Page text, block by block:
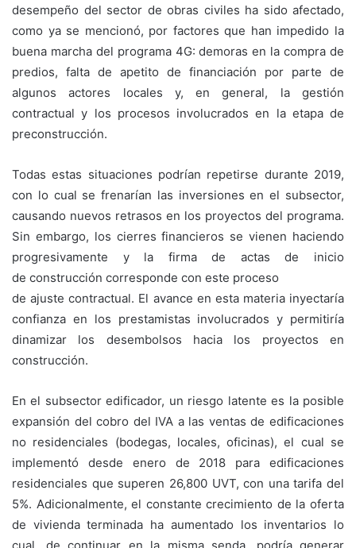
desempeño del sector de obras civiles ha sido afectado,
como ya se mencionó, por factores que han impedido la
buena marcha del programa 4G: demoras en la compra de
predios, falta de apetito de financiación por parte de
algunos actores locales y, en general, la gestión
contractual y los procesos involucrados en la etapa de
preconstrucción.
Todas estas situaciones podrían repetirse durante 2019,
con lo cual se frenarían las inversiones en el subsector,
causando nuevos retrasos en los proyectos del programa.
Sin embargo, los cierres financieros se vienen haciendo
progresivamente y la firma de actas de inicio
de construcción corresponde con este proceso
de ajuste contractual. El avance en esta materia inyectaría
confianza en los prestamistas involucrados y permitiría
dinamizar los desembolsos hacia los proyectos en
construcción.
En el subsector edificador, un riesgo latente es la posible
expansión del cobro del IVA a las ventas de edificaciones
no residenciales (bodegas, locales, oficinas), el cual se
implementó desde enero de 2018 para edificaciones
residenciales que superen 26,800 UVT, con una tarifa del
5%. Adicionalmente, el constante crecimiento de la oferta
de vivienda terminada ha aumentado los inventarios lo